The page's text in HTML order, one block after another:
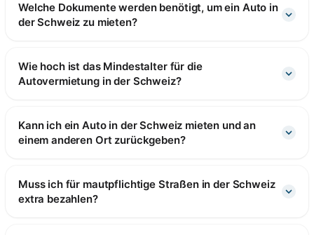
Welche Dokumente werden benötigt, um ein Auto in
der Schweiz zu mieten?
Wie hoch ist das Mindestalter für die
Autovermietung in der Schweiz?
Kann ich ein Auto in der Schweiz mieten und an
einem anderen Ort zurückgeben?
Muss ich für mautpflichtige Straßen in der Schweiz
extra bezahlen?